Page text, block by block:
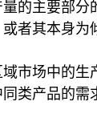
的主要部
者其本身
场中的生
类产品的